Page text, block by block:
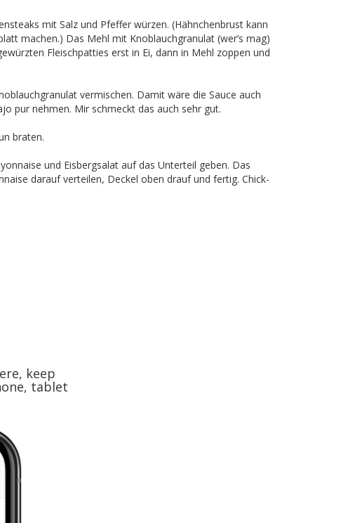
mit Salz und Pfeffer würzen. (Hähnchenbrust kann
machen.) Das Mehl mit Knoblauchgranulat (wer’s mag)
Fleischpatties erst in Ei, dann in Mehl zoppen und
vermischen. Damit wäre die Sauce auch
pur nehmen. Mir schmeckt das auch sehr gut.
braten.
und Eisbergsalat auf das Unterteil geben. Das
darauf verteilen, Deckel oben drauf und fertig. Chick-
keep
tablet